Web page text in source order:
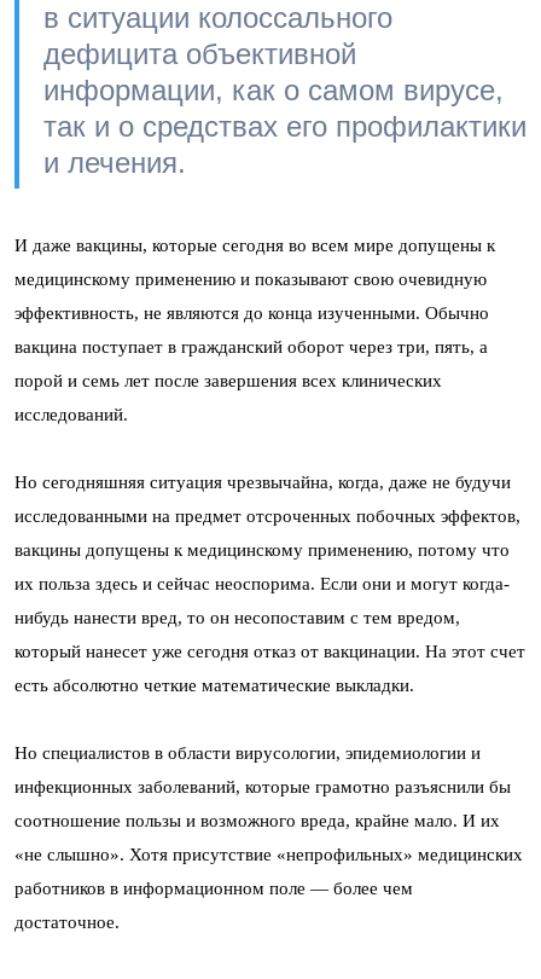
в ситуации колоссального
дефицита объективной
информации, как о самом вирусе,
так и о средствах его профилактики
и лечения.
И даже вакцины, которые сегодня во всем мире допущены к
медицинскому применению и показывают свою очевидную
эффективность, не являются до конца изученными. Обычно
вакцина поступает в гражданский оборот через три, пять, а
порой и семь лет после завершения всех клинических
исследований.
Но сегодняшняя ситуация чрезвычайна, когда, даже не будучи
исследованными на предмет отсроченных побочных эффектов,
вакцины допущены к медицинскому применению, потому что
их польза здесь и сейчас неоспорима. Если они и могут когда-
нибудь нанести вред, то он несопоставим с тем вредом,
который нанесет уже сегодня отказ от вакцинации. На этот счет
есть абсолютно четкие математические выкладки.
Но специалистов в области вирусологии, эпидемиологии и
инфекционных заболеваний, которые грамотно разъяснили бы
соотношение пользы и возможного вреда, крайне мало. И их
«не слышно». Хотя присутствие «непрофильных» медицинских
работников в информационном поле — более чем
достаточное.